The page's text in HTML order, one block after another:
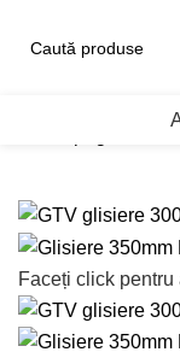
Faceți click pentru